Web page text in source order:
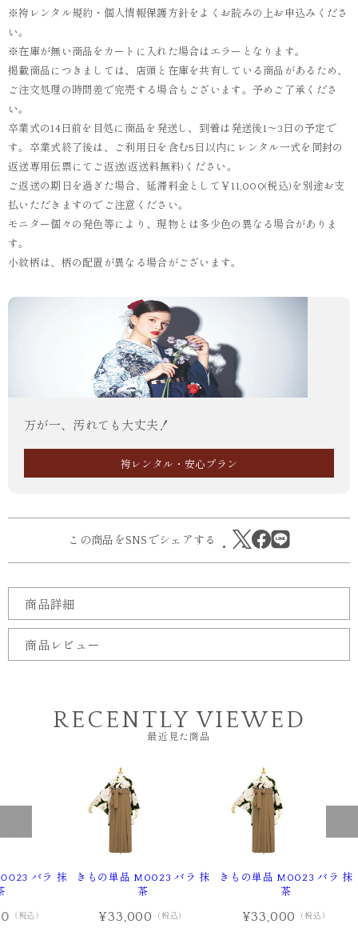
※袴レンタル規約・個人情報保護方針をよくお読みの上お申込みくださ
い。
※在庫が無い商品をカートに入れた場合はエラーとなります。
掲載商品につきましては、店頭と在庫を共有している商品があるため、
ご注文処理の時間差で完売する場合もございます。予めご了承くださ
い。
卒業式の14日前を目処に商品を発送し、到着は発送後1～3日の予定で
す。卒業式終了後は、ご利用日を含む5日以内にレンタル一式を同封の
返送専用伝票にてご返送(返送料無料)ください。
ご返送の期日を過ぎた場合、延滞料金として￥11,000(税込)を別途お支
払いただきますのでご注意ください。
モニター個々の発色等により、現物とは多少色の異なる場合がありま
す。
小紋柄は、柄の配置が異なる場合がございます。
万が一、汚れても大丈夫！
袴レンタル・安心プラン
この商品をSNSでシェアする
商品詳細
商品レビュー
RECENTLY VIEWED
最近見た商品
バラ 抹
（税込）
きもの単品 M0023 バラ 抹
茶
¥33,000 （税込）
きもの単品 M0023 バラ 抹
茶
¥33,000 （税込）